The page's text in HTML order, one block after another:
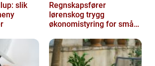
slik
Regnskapsfører
lørenskog trygg
økonomistyring for små